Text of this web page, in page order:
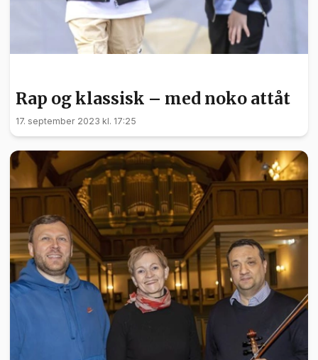
Rap og klassisk – med noko attåt
17. september 2023 kl. 17:25